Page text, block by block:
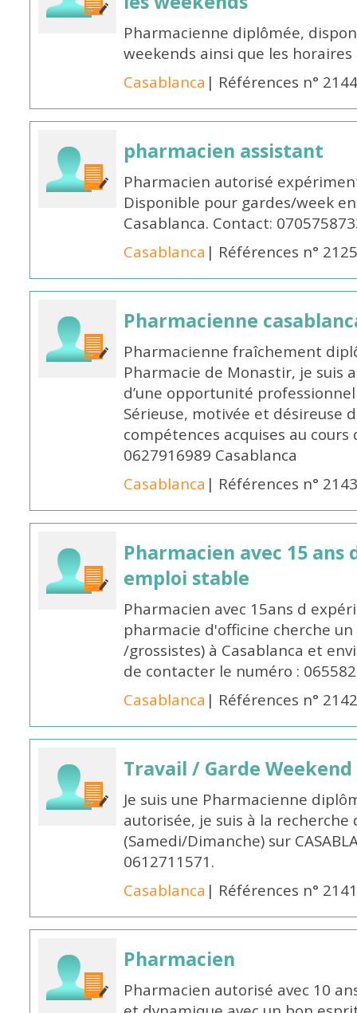
Pharmacienne diplômée,
weekends ainsi que les
Casablanca | Références n°
pharmacien assistant
Pharmacien autorisé
Disponible pour gardes/week
Casablanca. Contact:
Casablanca | Références n°
Pharmacienne
Pharmacienne fraîchement
Pharmacie de Monastir, je suis
d’une opportunité
Sérieuse, motivée et désireuse
compétences acquises au
0627916989 Casablanca
Casablanca | Références n°
Pharmacien avec 15
emploi stable
Pharmacien avec 15ans d
pharmacie d'officine cherche
/grossistes) à Casablanca et
de contacter le numéro :
Casablanca | Références n°
Travail / Garde Weekend
Je suis une Pharmacienne
autorisée, je suis à la
(Samedi/Dimanche) sur
0612711571.
Casablanca | Références n°
Pharmacien
Pharmacien autorisé avec 10